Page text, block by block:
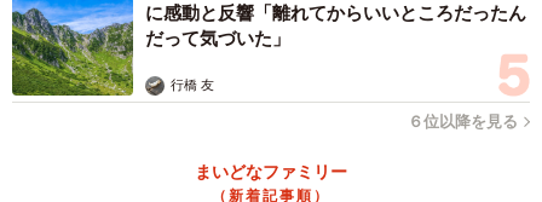
に感動と反響「離れてからいいところだったん
だって気づいた」
行橋 友
６位以降を見る
まいどなファミリー
（新着記事順）